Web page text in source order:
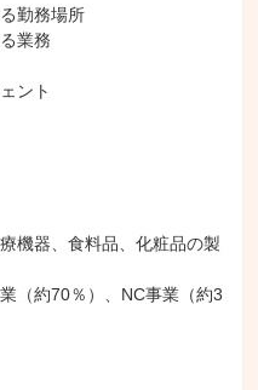
勤務場所
業務
ント
機器、食料品、化粧品の製
（約70％）、NC事業（約3